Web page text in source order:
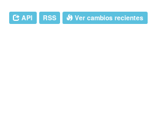
API RSS Ver cambios recientes